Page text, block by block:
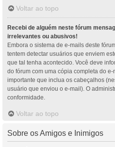
Voltar ao topo
Recebi de alguém neste fórum
irrelevantes ou abusivos!
Embora o sistema de e-mails deste
tentem detectar usuários que enviem
que tal tenha acontecido. Você deve
do fórum com uma cópia completa do
importante que inclua os cabeçalhos
usuário que enviou o e-mail). O
conformidade.
Voltar ao topo
Sobre os Amigos e Inimigos